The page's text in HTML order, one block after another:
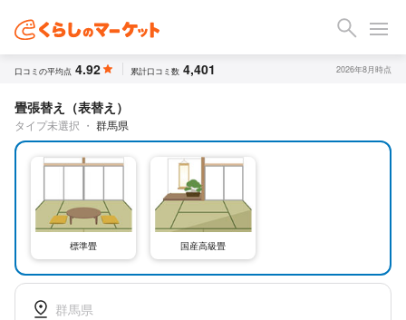
口コミの平均点 4.92 累計口コミ数 4,401 2026年8月時点
畳張替え（表替え）
タイプ未選択 ・ 群馬県
標準畳 国産高級畳
群馬県